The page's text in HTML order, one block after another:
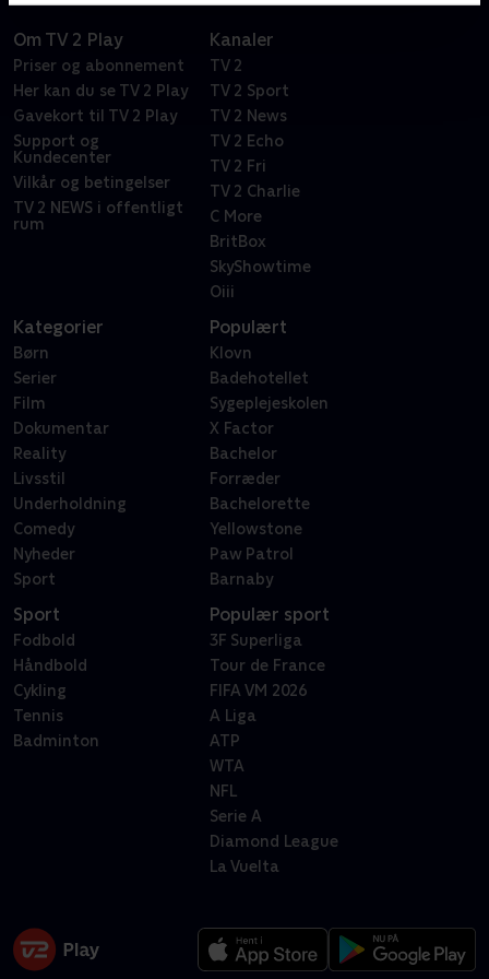
Om TV 2 Play
Priser og abonnement
Her kan du se TV 2 Play
Gavekort til TV 2 Play
Support og
Kundecenter
Vilkår og betingelser
TV 2 NEWS i offentligt
rum
Kanaler
TV 2
TV 2 Sport
TV 2 News
TV 2 Echo
TV 2 Fri
TV 2 Charlie
C More
BritBox
SkyShowtime
Oiii
Kategorier
Børn
Serier
Film
Dokumentar
Reality
Livsstil
Underholdning
Comedy
Nyheder
Sport
Populært
Klovn
Badehotellet
Sygeplejeskolen
X Factor
Bachelor
Forræder
Bachelorette
Yellowstone
Paw Patrol
Barnaby
Sport
Fodbold
Håndbold
Cykling
Tennis
Badminton
Populær sport
3F Superliga
Tour de France
FIFA VM 2026
A Liga
ATP
WTA
NFL
Serie A
Diamond League
La Vuelta